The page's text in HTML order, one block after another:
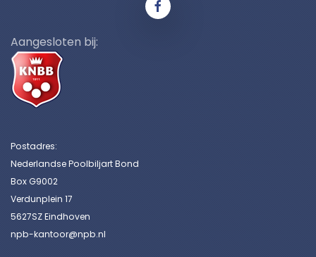
Aangesloten bij:
Postadres:
Nederlandse Poolbiljart Bond
Box G9002
Verdunplein 17
5627SZ Eindhoven
npb-kantoor@npb.nl